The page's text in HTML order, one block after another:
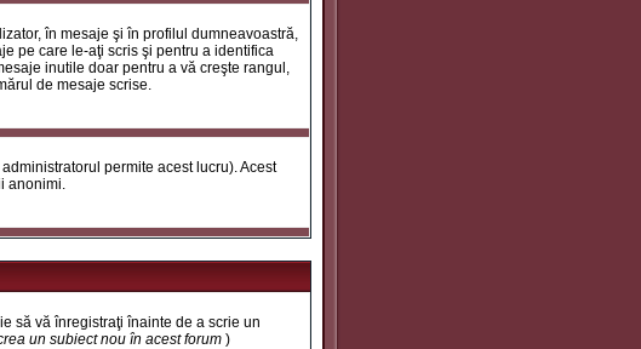
în mesaje şi în profilul dumneavoastră,
pe care le-aţi scris şi pentru a identifica
inutile doar pentru a vă creşte rangul,
de mesaje scrise.
permite acest lucru). Acest
anonimi.
să vă înregistraţi înainte de a scrie un
un subiect nou în acest forum )